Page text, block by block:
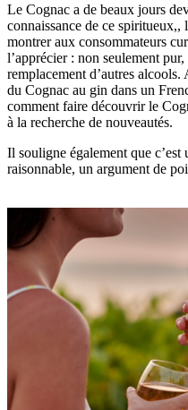
Le Cognac a de beaux jours
connaissance de ce spiritueux,,
montrer aux consommateurs
l’apprécier : non seulement
remplacement d’autres
du Cognac au gin dans un
comment faire découvrir le
à la recherche de nouveautés.
Il souligne également que
raisonnable, un argument de